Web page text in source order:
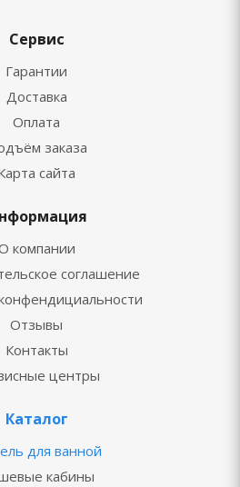
Сервис
Гарантии
Доставка
Оплата
заказа
сайта
компании
соглашение
Отзывы
Контакты
центры
Каталог
для ванной
кабины